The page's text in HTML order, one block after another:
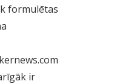
formulētas
ir